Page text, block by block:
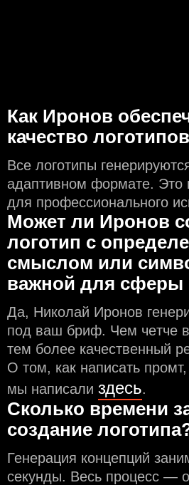
Как Иронов
качество
Все логотипы
адаптивном формате. Это
для профессионального
Может ли Иронов
логотип с
смыслом или
важной для сферы
Да, Николай Иронов
под ваш бриф. Чем чeтче
тем более качественный
О том, как написать промт,
мы написали здесь.
Сколько времени
создание
Генерация концепций
секунды. Весь процесс —